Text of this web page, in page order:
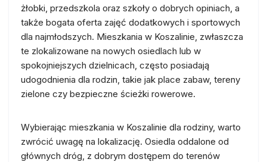
żłobki, przedszkola oraz szkoły o dobrych opiniach, a
także bogata oferta zajęć dodatkowych i sportowych
dla najmłodszych. Mieszkania w Koszalinie, zwłaszcza
te zlokalizowane na nowych osiedlach lub w
spokojniejszych dzielnicach, często posiadają
udogodnienia dla rodzin, takie jak place zabaw, tereny
zielone czy bezpieczne ścieżki rowerowe.
Wybierając mieszkania w Koszalinie dla rodziny, warto
zwrócić uwagę na lokalizację. Osiedla oddalone od
głównych dróg, z dobrym dostępem do terenów